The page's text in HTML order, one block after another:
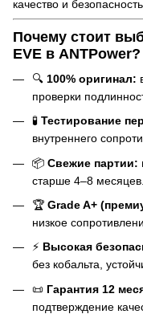
качество и
Почему стоит
EVE в ANTPower?
🔍 100% оригинал:
проверки
🧪 Тестирование
внутреннего
📦 Свежие партии:
старше 4–8 месяцев.
🏆 Grade A+
низкое
⚡ Высокая
без кобальта,
📜 Гарантия 12
подтверждение